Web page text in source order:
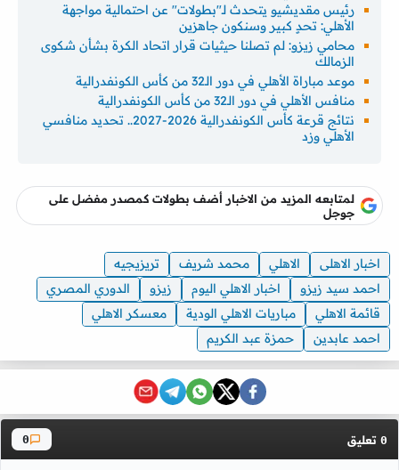
رئيس مقديشيو يتحدث لـ"بطولات" عن احتمالية مواجهة
الأهلي: تحدٍ كبير وسنكون جاهزين
محامي زيزو: لم تصلنا حيثيات قرار اتحاد الكرة بشأن شكوى
الزمالك
موعد مباراة الأهلي في دور الـ32 من كأس الكونفدرالية
منافس الأهلي في دور الـ32 من كأس الكونفدرالية
نتائج قرعة كأس الكونفدرالية 2026-2027.. تحديد منافسي
الأهلي وزد
لمتابعه المزيد من الاخبار أضف بطولات كمصدر مفضل على
جوجل
اخبار الاهلى الاهلي محمد شريف
تريزيجيه
احمد سيد زيزو
اخبار الاهلي اليوم زيزو
الدوري المصري
قائمة الاهلي
مباريات الاهلي الودية
معسكر الاهلي
احمد عابدين
حمزة عبد الكريم
0 تعليق 0